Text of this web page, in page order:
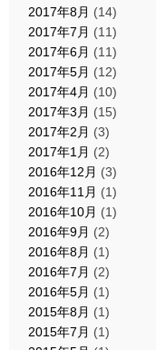
2017年8月 (14)
2017年7月 (11)
2017年6月 (11)
2017年5月 (12)
2017年4月 (10)
2017年3月 (15)
2017年2月 (3)
2017年1月 (2)
2016年12月 (3)
2016年11月 (1)
2016年10月 (1)
2016年9月 (2)
2016年8月 (1)
2016年7月 (2)
2016年5月 (1)
2015年8月 (1)
2015年7月 (1)